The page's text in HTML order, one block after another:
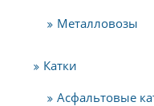
Металловозы
Катки
Асфальтовые